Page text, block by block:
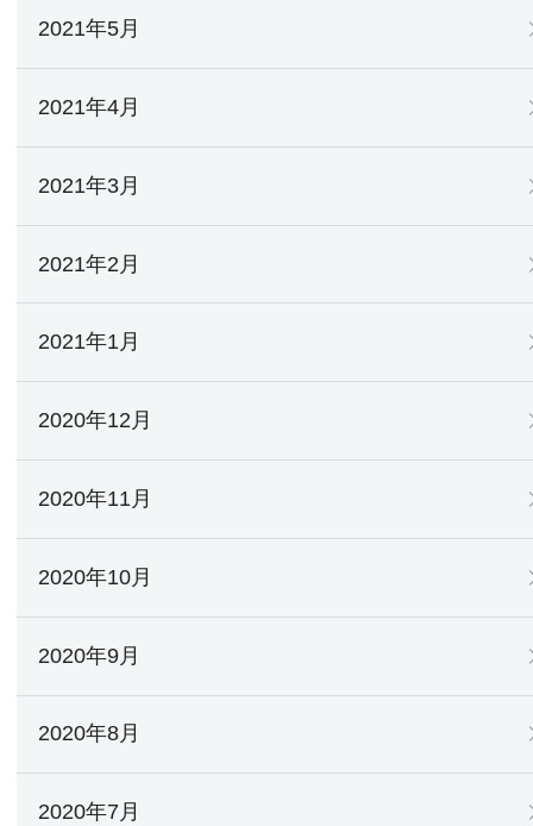
2021年5月
2021年4月
2021年3月
2021年2月
2021年1月
2020年12月
2020年11月
2020年10月
2020年9月
2020年8月
2020年7月